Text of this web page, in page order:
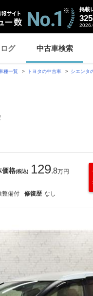
掲載
グ 中古車検索
種一覧 トヨタの中古車 シエンタ
価格(税込) 129.8万円
整備付 修復歴 なし